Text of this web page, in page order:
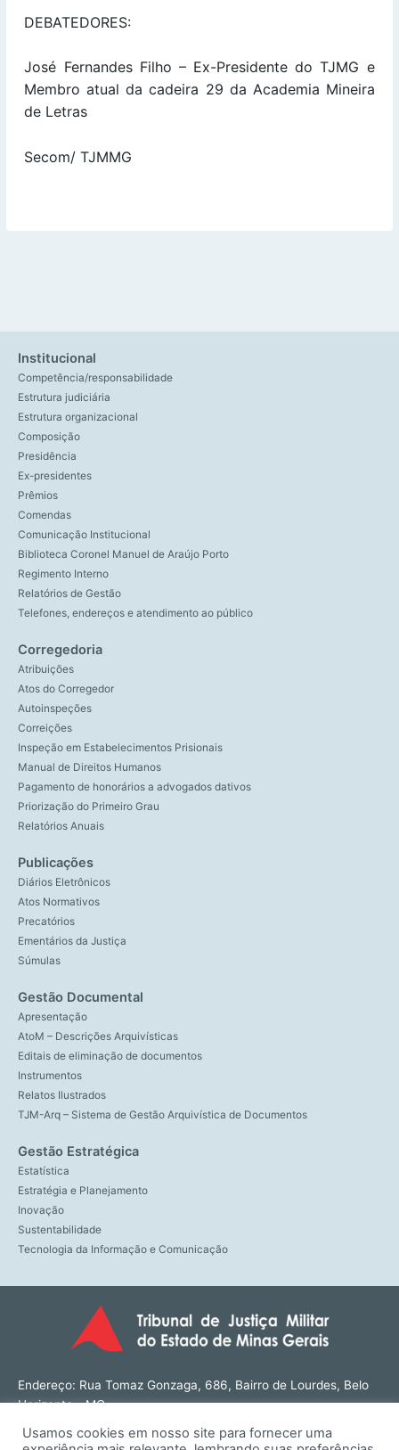
DEBATEDORES:
José Fernandes Filho – Ex-Presidente do TJMG e
Membro atual da cadeira 29 da Academia Mineira
de Letras
Secom/ TJMMG
Institucional
Competência/responsabilidade
Estrutura judiciária
Estrutura organizacional
Composição
Presidência
Ex-presidentes
Prêmios
Comendas
Comunicação Institucional
Biblioteca Coronel Manuel de Araújo Porto
Regimento Interno
Relatórios de Gestão
Telefones, endereços e atendimento ao público
Corregedoria
Atribuições
Atos do Corregedor
Autoinspeções
Correições
Inspeção em Estabelecimentos Prisionais
Manual de Direitos Humanos
Pagamento de honorários a advogados dativos
Priorização do Primeiro Grau
Relatórios Anuais
Publicações
Diários Eletrônicos
Atos Normativos
Precatórios
Ementários da Justiça
Súmulas
Gestão Documental
Apresentação
AtoM – Descrições Arquivísticas
Editais de eliminação de documentos
Instrumentos
Relatos Ilustrados
TJM-Arq – Sistema de Gestão Arquivística de Documentos
Gestão Estratégica
Estatística
Estratégia e Planejamento
Inovação
Sustentabilidade
Tecnologia da Informação e Comunicação
Endereço: Rua Tomaz Gonzaga, 686, Bairro de Lourdes, Belo
Horizonte - MG
Tel: (31) 3274-1566
Usamos cookies em nosso site para fornecer uma